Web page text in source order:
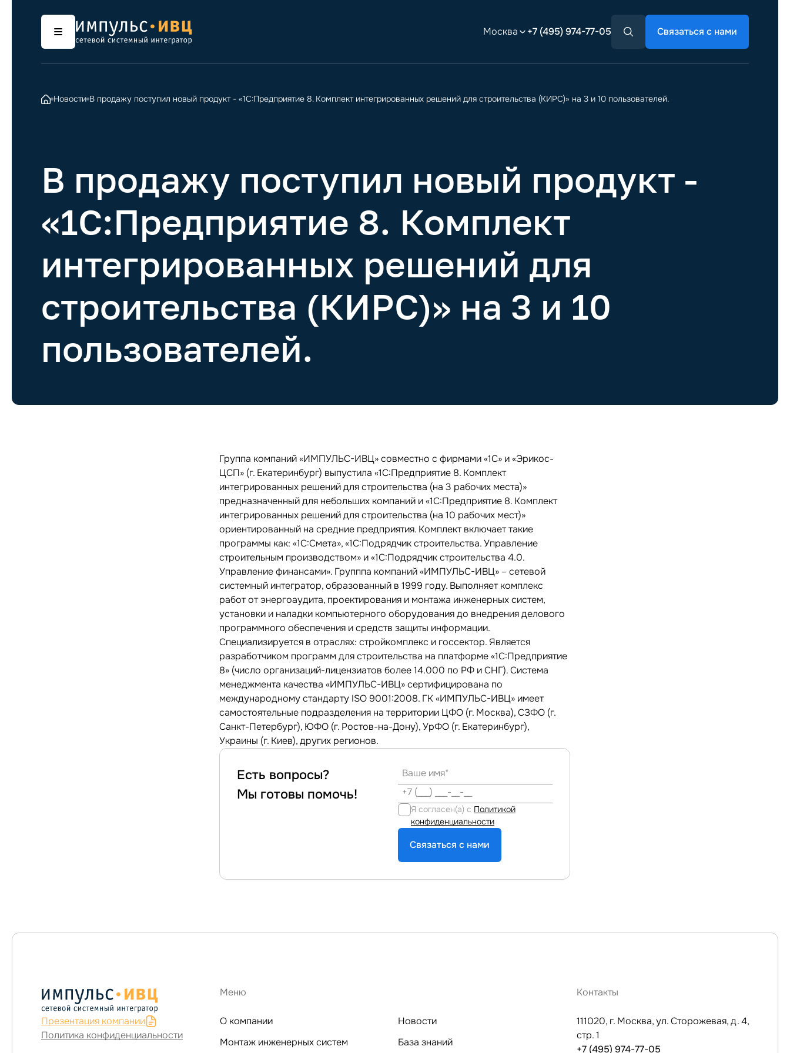
Москва +7 (495) 974-77-05 Связаться с нами
Новости В продажу поступил новый продукт - «1С:Предприятие 8. Комплект интегрированных решений для строительства (КИРС)» на 3 и 10 пользователей.
В продажу поступил новый продукт -
«1С:Предприятие 8. Комплект
интегрированных решений для
строительства (КИРС)» на 3 и 10
пользователей.
Группа компаний «ИМПУЛЬС-ИВЦ» совместно с фирмами «1С» и «Эрикос-
ЦСП» (г. Екатеринбург) выпустила «1С:Предприятие 8. Комплект
интегрированных решений для строительства (на 3 рабочих места)»
предназначенный для небольших компаний и «1С:Предприятие 8. Комплект
интегрированных решений для строительства (на 10 рабочих мест)»
ориентированный на средние предприятия. Комплект включает такие
программы как: «1С:Смета», «1С:Подрядчик строительства. Управление
строительным производством» и «1С:Подрядчик строительства 4.0.
Управление финансами». Групппа компаний «ИМПУЛЬС-ИВЦ» – сетевой
системный интегратор, образованный в 1999 году. Выполняет комплекс
работ от энергоаудита, проектирования и монтажа инженерных систем,
установки и наладки компьютерного оборудования до внедрения делового
программного обеспечения и средств защиты информации.
Специализируется в отраслях: стройкомплекс и госсектор. Является
разработчиком программ для строительства на платформе «1С:Предприятие
8» (число организаций-лицензиатов более 14.000 по РФ и СНГ). Система
менеджмента качества «ИМПУЛЬС-ИВЦ» сертифицирована по
международному стандарту ISO 9001:2008. ГК «ИМПУЛЬС-ИВЦ» имеет
самостоятельные подразделения на территории ЦФО (г. Москва), СЗФО (г.
Санкт-Петербург), ЮФО (г. Ростов-на-Дону), УрФО (г. Екатеринбург),
Украины (г. Киев), других регионов.
Есть вопросы?
Мы готовы помочь!
Я согласен(а) с Политикой
конфиденциальности
Связаться с нами
Презентация компании
Политика конфиденциальности
Меню
О компании
Монтаж инженерных систем
Новости
База знаний
Контакты
111020, г. Москва, ул. Сторожевая, д. 4,
стр. 1
+7 (495) 974-77-05